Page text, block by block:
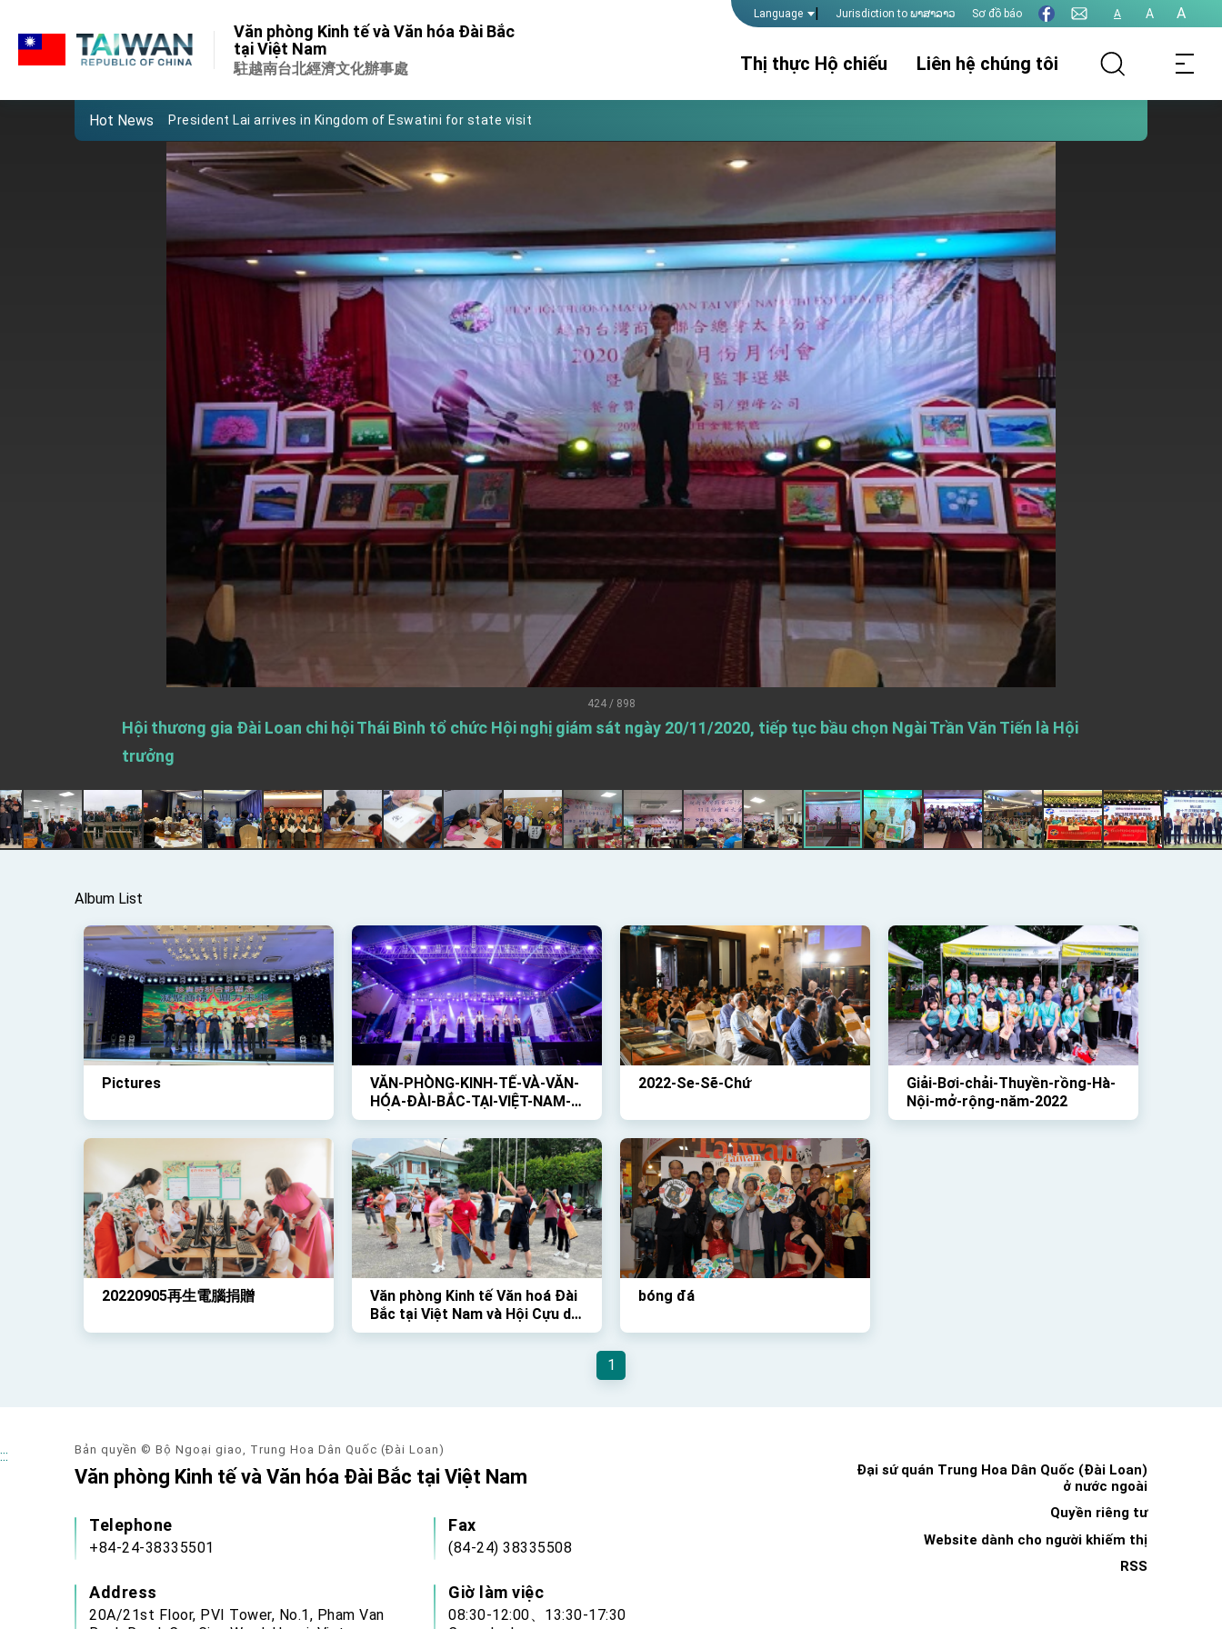
Language | Jurisdiction to ພາສາລາວ Sơ đồ báo A A A
Văn phòng Kinh tế và Văn hóa Đài Bắc
tại Việt Nam
駐越南台北經濟文化辦事處 Thị thực Hộ chiếu
Thời gian thụ lý hồ sơ
Thông tin lãnh sự Thị thực
Hộ chiếu Các vấn đề khác
Liên hệ chúng tôi
Hot News
Taiwan government to open office in Arizona, advancing Taiwan-US exchanges and cooperation
VP Hsiao addresses 41st Space Symposium
Taiwan’s economic growth is a priority for President Lai
President Lai’s remarks for Lunar New Year
President Lai interviewed by AFP
President Lai holds press conference on Taiwan- US Economic Prosperity Partnership Dialogue
FM Lin attends Taiwan Panorama exhibit at TIBE
President Lai meets US delegation led by Senator Ruben Gallego
MOFA, MODA team up to promote integrated diplomacy
EY details tariff negotiations with U.S.
FM Lin hosts ABAC representatives
MOFA poll shows widespread support for government diplomacy approach
President Lai delivers 2026 New Year’s Address
Presidential Office thanks US President Trump for signing Taiwan Assurance Implementation Act
President Lai delivers 2025 National Day Address
Presidential Inauguration Speech
Major speeches
Taiwan government to open office in Arizona, advancing Taiwan-US exchanges and cooperation
424 / 898
Hội thương gia Đài Loan chi hội Thái Bình tổ chức Hội nghị giám sát ngày 20/11/2020, tiếp tục bầu chọn Ngài Trần Văn Tiến là Hội
trưởng
Album List
Pictures
VĂN-PHÒNG-KINH-TẾ-VÀ-VĂN-
HÓA-ĐÀI-BẮC-TẠI-VIỆT-NAM-
TỔ-CHỨC-HOẠT-ĐỘNG-NGOÀI-
TRỜI-VỚI-CHỦ-ĐỀ-GIỚI-THIỆU-
VỀ-ĐÀI-LOAN-VÀ-BUỔI-CÔNG-
DIỄN-CỦA-BAN-NHẠC-TRỐNG-
THẬP-CỔ
2022-Se-Sẽ-Chứ
Giải-Bơi-chải-Thuyền-rồng-Hà-
Nội-mở-rộng-năm-2022
20220905再生電腦捐贈
Văn phòng Kinh tế Văn hoá Đài
Bắc tại Việt Nam và Hội Cựu du
học sinh Việt Nam tại Đài Loan
bóng đá
1
::: Bản quyền © Bộ Ngoại giao, Trung Hoa Dân Quốc (Đài Loan)
Văn phòng Kinh tế và Văn hóa Đài Bắc tại Việt Nam
Telephone
+84-24-38335501
Fax
(84-24) 38335508
Address
20A/21st Floor, PVI Tower, No.1, Pham Van
Giờ làm việc
08:30-12:00、13:30-17:30
Đại sứ quán Trung Hoa Dân Quốc (Đài Loan)
ở nước ngoài
Quyền riêng tư
Website dành cho người khiếm thị
RSS